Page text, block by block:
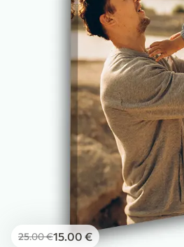
25.00€15 .00€